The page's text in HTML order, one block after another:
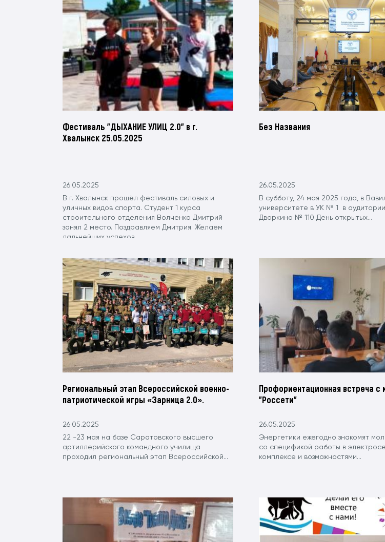
Фестиваль "ДЫХАНИЕ УЛИЦ 2.0" в г.
Хвалынск 25.05.2025
26.05.2025
В г. Хвалынск прошёл фестиваль силовых и
уличных видов спорта. Студент 1 курса
строительного отделения Волченко Дмитрий
занял 2 место. Поздравляем Дмитрия. Желаем
дальнейших успехов .
Без Названия
26.05.2025
В субботу, 24 мая 2025 года, в
университете в УК № 1 в
Дворкина № 110 День открытых...
Региональный этап Всероссийской военно-
патриотической игры «Зарница 2.0».
26.05.2025
22 -23 мая на базе Саратовского высшего
артиллерийского командного училища
проходил региональный этап Всероссийской...
Профориентационная встреча с
"Россети"
26.05.2025
Энергетики ежегодно знакомят
со спецификой работы в
комплексе и возможностями...